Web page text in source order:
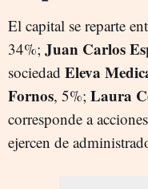
El capital se reparte
34%; Juan Carlos
sociedad Eleva
Fornos, 5%; Laura
corresponde a
ejercen de